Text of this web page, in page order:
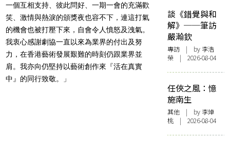
一個互相支持、彼此問好、一期一會的充滿歡
笑、激情與熱淚的頒獎夜也容不下，連這打氣
的機會也被打壓下來，自會令人憤怒及洩氣。
我衷心感謝劇協一直以來為業界的付出及努
力，在香港藝術發展艱難的時刻仍跟業界並
肩。我亦向仍堅持以藝術創作來『活在真實
中』的同行致敬。」
談《錯覺與和
解》──筆訪
嚴瀚欽
專訪 | by 李浩
榮 | 2026-08-04
任俠之風：憶
施南生
其他 | by 李焯
桃 | 2026-08-04